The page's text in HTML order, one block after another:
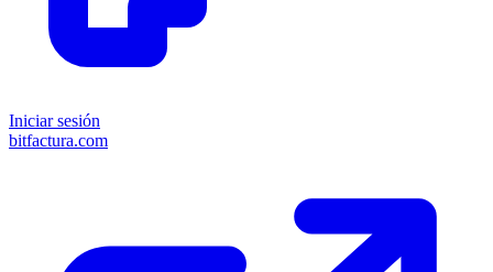
Iniciar sesión
bitfactura.com